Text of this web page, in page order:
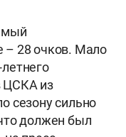
– 28 очков. Мало
ЦСКА из
сезону сильно
должен был